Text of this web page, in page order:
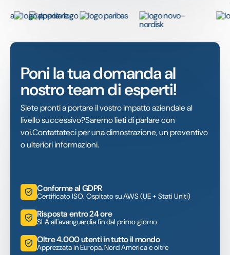
Poni la tua domanda al
nostro team di esperti!
Siete pronti a portare il vostro impatto aziendale al
livello successivo?Saremo lieti di parlare con
voi.Contattateci per una dimostrazione, un preventivo
o ulteriori informazioni.
Conforme al GDPR
Certificato ISO. Ospitato su AWS (UE + Stati Uniti)
Risposta entro 24 ore
SLA all'avanguardia fin dal primo giorno
Oltre 4.000 utenti in tutto il mondo
Apprezzata in Europa, Nord America e oltre